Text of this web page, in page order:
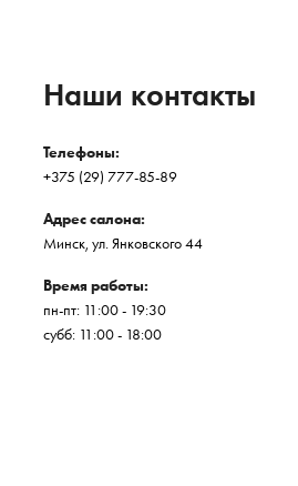
Наши контакты
Телефоны:
+375 (29) 777-85-89
Адрес салона:
Минск, ул. Янковского 44
Время работы:
пн-пт: 11:00 - 19:30
субб: 11:00 - 18:00